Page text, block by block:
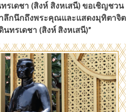
รเดชา (สิงห์ สิงหเสนี) ขอเชิญชวน
ลึกนึกถึงพระคุณและแสดงมุทิตาจิต
ทรเดชา (สิงห์ สิงหเสนี)”